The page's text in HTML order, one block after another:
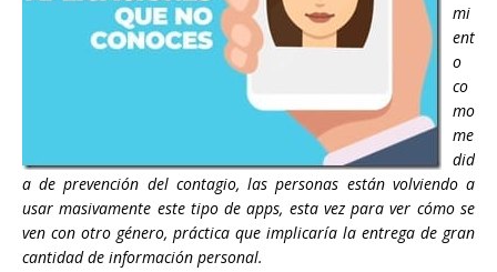
mi
ent
o
co
mo
me
did
a de prevención del contagio, las personas están volviendo a
usar masivamente este tipo de apps, esta vez para ver cómo se
ven con otro género, práctica que implicaría la entrega de gran
cantidad de información personal.